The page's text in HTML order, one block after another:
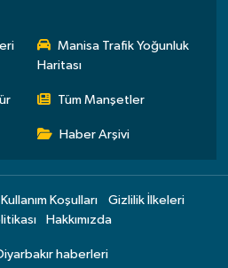
Manisa Trafik Yoğunluk
Haritası
Tüm Manşetler
Haber Arşivi
Koşulları
Gizlilik İlkeleri
Hakkımızda
haberleri